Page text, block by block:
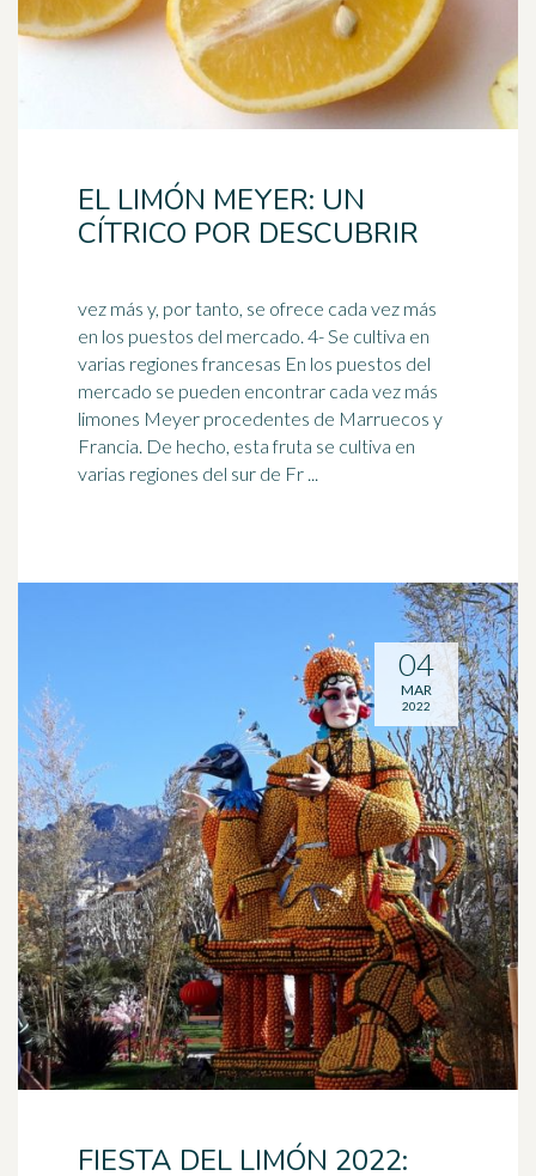
EL LIMÓN MEYER: UN
CÍTRICO POR DESCUBRIR
vez más y, por tanto, se ofrece cada vez más
en los puestos del mercado. 4- Se cultiva en
varias regiones francesas En los puestos del
mercado se pueden encontrar cada vez más
limones Meyer procedentes de Marruecos y
Francia. De hecho, esta fruta se cultiva en
varias regiones del sur de Fr ...
FIESTA DEL LIMÓN 2022:
04
MAR
2022